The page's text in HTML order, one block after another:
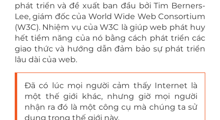
phát triển và đề xuất ban đầu bởi Tim Berners-
Lee, giám đốc của World Wide Web Consortium
(W3C). Nhiệm vụ của W3C là giúp web phát huy
hết tiềm năng của nó bằng cách phát triển các
giao thức và hướng dẫn đảm bảo sự phát triển
lâu dài của web.
Đã có lúc mọi người cảm thấy Internet là
một thế giới khác, nhưng giờ mọi người
nhận ra đó là một công cụ mà chúng ta sử
dụng trong thế giới này.